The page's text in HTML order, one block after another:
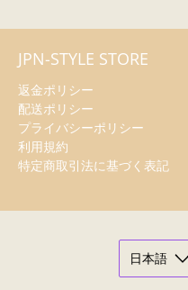
JPN-STYLE STORE
返金ポリシー
配送ポリシー
プライバシーポリシー
利用規約
特定商取引法に基づく表記